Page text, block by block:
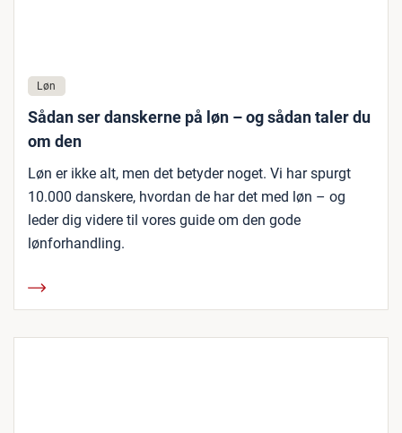
Løn
Sådan ser danskerne på løn – og sådan taler du
om den
Løn er ikke alt, men det betyder noget. Vi har spurgt
10.000 danskere, hvordan de har det med løn – og
leder dig videre til vores guide om den gode
lønforhandling.